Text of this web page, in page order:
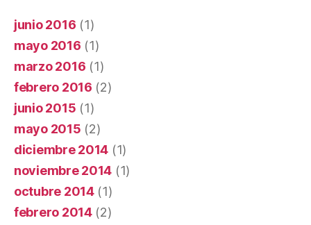
junio 2016 (1)
mayo 2016 (1)
marzo 2016 (1)
febrero 2016 (2)
junio 2015 (1)
mayo 2015 (2)
diciembre 2014 (1)
noviembre 2014 (1)
octubre 2014(1)
febrero 2014(2)